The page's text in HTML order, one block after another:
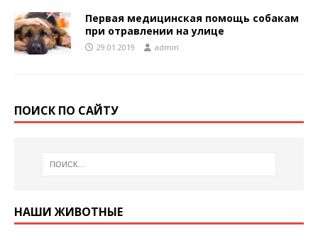
Первая медицинская помощь собакам
при отравлении на улице
29.01.2019 admin
ПОИСК ПО САЙТУ
НАШИ ЖИВОТНЫЕ